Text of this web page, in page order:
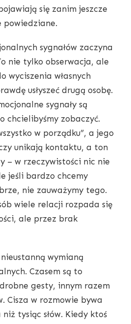
się zanim jeszcze
powiedziane.
sygnałów zaczyna
nie tylko obserwacja, ale
wyciszenia własnych
usłyszeć drugą osobę.
sygnały są
chcielibyśmy zobaczyć.
w porządku”, a jego
unikają kontaktu, a ton
– w rzeczywistości nic nie
jeśli bardzo chcemy
nie zauważymy tego.
wiele relacji rozpada się
ale przez brak
wymianą
Czasem są to
gesty, innym razem
Cisza w rozmowie bywa
tysiąc słów. Kiedy ktoś